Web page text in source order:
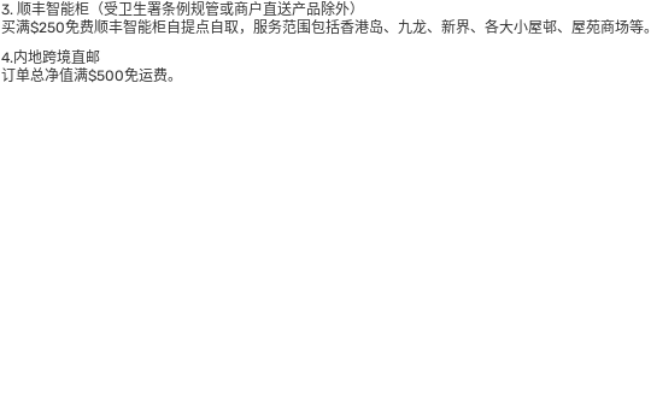
3. 顺丰智能柜（受卫生署条例规管或商户直送产品除外）
买满$250免费顺丰智能柜自提点自取，服务范围包括香港岛、九龙、新界、各大小屋邨、屋苑商场等。
4.内地跨境直邮
订单总净值满$500免运费。